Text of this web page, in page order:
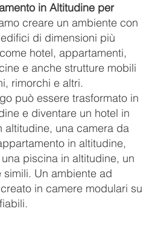
in Altitudine per
creare un ambiente con
di dimensioni più
hotel, appartamenti,
e anche strutture mobili
rimorchi e altri.
può essere trasformato in
e diventare un hotel in
altitudine, una camera da
in altitudine,
piscina in altitudine, un
Un ambiente ad
in camere modulari su